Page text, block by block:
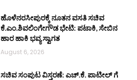
ಹೊಳೆನರಸೀಪುರಕ್ಕೆ ನೂತನ ವಸತಿ ಸಚಿವ
ಕೆ.ಎಂ.ಶಿವಲಿಂಗೇಗೌಡ ಭೇಟಿ: ಪಟಾಕಿ, ಸೇಬಿನ
ಹಾರ ಹಾಕಿ ಭವ್ಯ ಸ್ವಾಗತ
August 6, 2026
ಸಚಿವ ಸಂಪುಟ ವಿಸ್ತರಣೆ: ಎಚ್.ಕೆ. ಪಾಟೀಲ್ ಗೆ